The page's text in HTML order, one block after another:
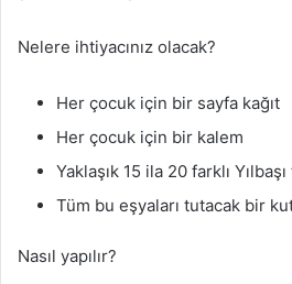
Nelere ihtiyacınız olacak?
Her çocuk için bir sayfa kağıt
Her çocuk için bir kalem
Yaklaşık 15 ila 20 farklı
Tüm bu eşyaları tutacak bir
Nasıl yapılır?